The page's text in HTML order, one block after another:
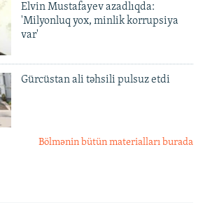
Elvin Mustafayev azadlıqda:
'Milyonluq yox, minlik korrupsiya
var'
Gürcüstan ali təhsili pulsuz etdi
Bölmənin bütün materialları burada